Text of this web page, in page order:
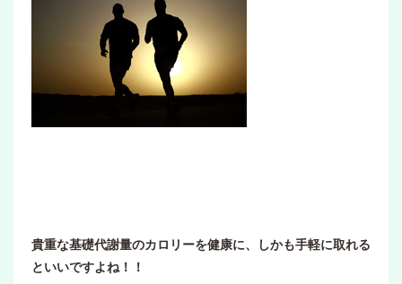
貴重な基礎代謝量のカロリーを健康に、しかも手軽に取れる
といいですよね！！